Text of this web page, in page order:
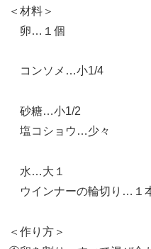
＜材料＞
卵…１個
コンソメ…小1/4
砂糖…小1/2
塩コショウ…少々
水…大１
ウインナーの輪切り…１
＜作り方＞